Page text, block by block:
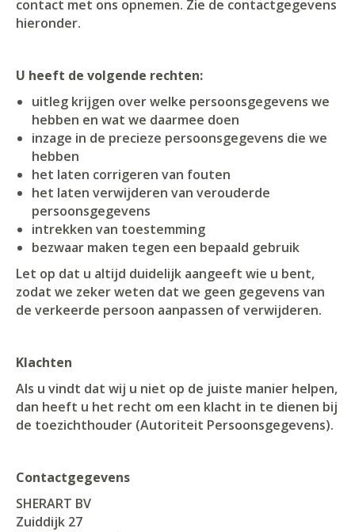
contact met ons opnemen. Zie de contactgegevens
hieronder.
U heeft de volgende rechten:
uitleg krijgen over welke persoonsgegevens we
hebben en wat we daarmee doen
inzage in de precieze persoonsgegevens die we
hebben
het laten corrigeren van fouten
het laten verwijderen van verouderde
persoonsgegevens
intrekken van toestemming
bezwaar maken tegen een bepaald gebruik
Let op dat u altijd duidelijk aangeeft wie u bent,
zodat we zeker weten dat we geen gegevens van
de verkeerde persoon aanpassen of verwijderen.
Klachten
Als u vindt dat wij u niet op de juiste manier helpen,
dan heeft u het recht om een klacht in te dienen bij
de toezichthouder (Autoriteit Persoonsgegevens).
Contactgegevens
SHERART BV
Zuiddijk 27